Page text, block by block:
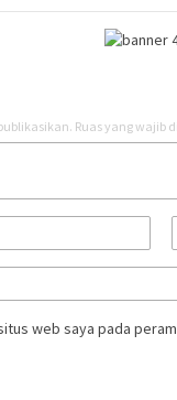
Ruas yang wajib
web saya pada